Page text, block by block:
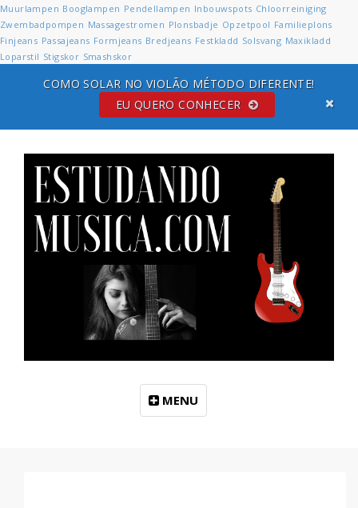
Muurlampen Booglampen Pendellampen Inbouwspots Chloorreiniging
Zwembadpompen Massagestromen Plonsbadje Opzetpool Familieplons
Finjeans Passajeans Formjeans Bredjeans Festkladd Solsvang Maxikladd
Loparstil Stigskor Smashskor
EU QUERO CONHECER
MENU